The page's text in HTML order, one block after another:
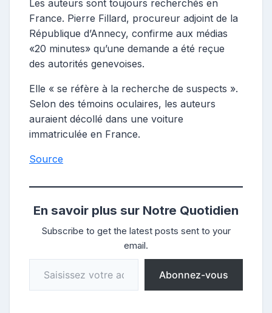
Les auteurs sont toujours recherchés en
France. Pierre Fillard, procureur adjoint de la
République d’Annecy, confirme aux médias
«20 minutes» qu’une demande a été reçue
des autorités genevoises.
Elle « se réfère à la recherche de suspects ».
Selon des témoins oculaires, les auteurs
auraient décollé dans une voiture
immatriculée en France.
Source
En savoir plus sur Notre Quotidien
Subscribe to get the latest posts sent to your
email.
Saisissez votre adresse e-mail…
Abonnez-vous